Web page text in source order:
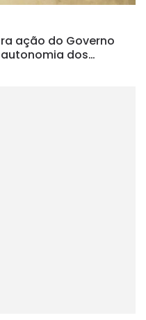
ação do Governo
dos